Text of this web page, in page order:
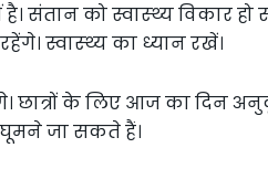
को स्वास्थ्‍य विकार हो
स्वास्थ्‍य का ध्यान रखें।
के लिए आज का दिन
घूमने जा सकते हैं।